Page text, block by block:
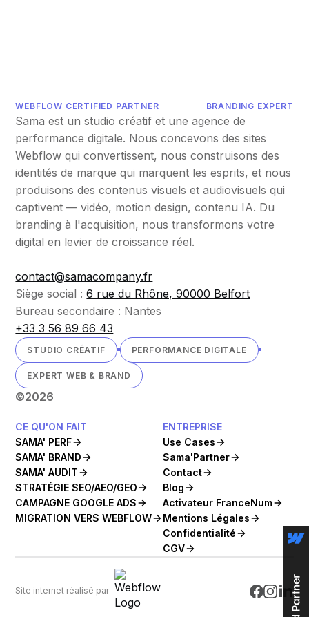
WEBFLOW CERTIFIED PARTNER BRANDING EXPERT
Sama est un studio créatif et une agence de
performance digitale. Nous concevons des sites
Webflow qui convertissent, nous construisons des
identités de marque qui marquent les esprits, et nous
produisons des contenus visuels et audiovisuels qui
captivent — vidéo, motion design, contenu IA. Du
branding à l'acquisition, nous transformons votre
digital en levier de croissance réel.
contact@samacompany.fr
Siège social :6 rue du Rhône, 90000 Belfort
Bureau secondaire : Nantes
+33 3 56 89 66 43
STUDIO CRÉATIF PERFORMANCE DIGITALE
EXPERT WEB & BRAND
©2026
CE QU'ON FAIT
SAMA' PERF
SAMA' BRAND
SAMA' AUDIT
STRATÉGIE SEO/AEO/GEO
CAMPAGNE GOOGLE ADS
MIGRATION VERS WEBFLOW
ENTREPRISE
Use Cases
Sama'Partner
Contact
Blog
Activateur FranceNum
Mentions Légales
Confidentialité
CGV
Site internet réalisé par